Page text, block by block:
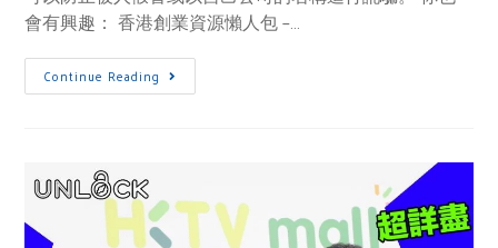
會有興趣： 香港創業資源懶人包 –…
Continue Reading